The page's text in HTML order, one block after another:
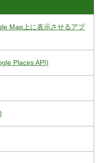
Map上に表示させるアプ
Places API)